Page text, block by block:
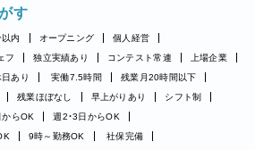
す
内 オープニング
個人経営
フ 独立実績あり コンテスト常連
上場企業
あり 実働7.5時間
残業月20時間以下
残業ほぼなし 早上がりあり
シフト制
からOK
週2・3日からOK
9時～勤務OK
社保完備